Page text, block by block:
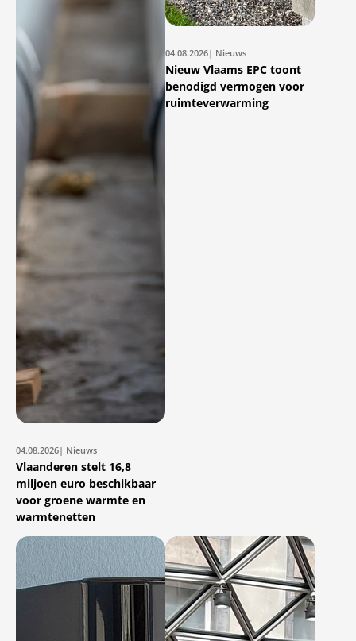
04.08.2026| Nieuws
Vlaanderen stelt 16,8
miljoen euro beschikbaar
voor groene warmte en
warmtenetten
04.08.2026| Nieuws
Nieuw Vlaams EPC toont
benodigd vermogen voor
ruimteverwarming